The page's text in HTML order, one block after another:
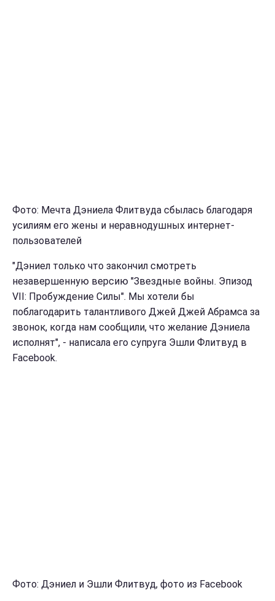
Фото: Мечта Дэниела Флитвуда сбылась благодаря
усилиям его жены и неравнодушных интернет-
пользователей
"Дэниел только что закончил смотреть
незавершенную версию "Звездные войны. Эпизод
VII: Пробуждение Силы". Мы хотели бы
поблагодарить талантливого Джей Джей Абрамса за
звонок, когда нам сообщили, что желание Дэниела
исполнят", - написала его супруга Эшли Флитвуд в
Facebook.
Фото: Дэниел и Эшли Флитвуд, фото из Facebook